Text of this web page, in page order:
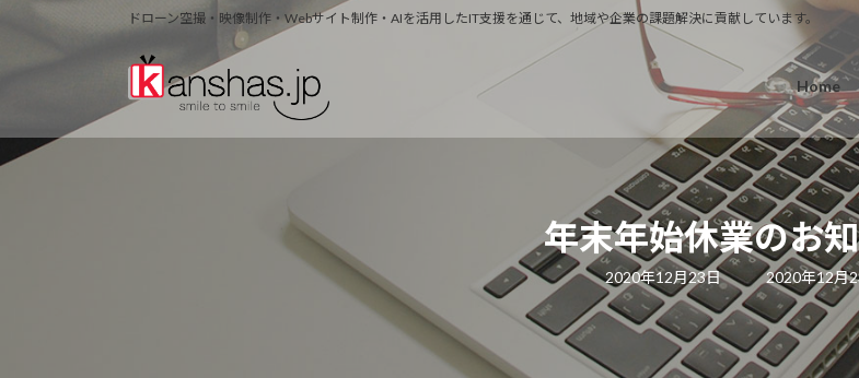
へ
ス
ョ
ン
ドローン空撮・映像制作・Webサイト制作・AIを活用したIT支援を通じて、地域や企業の課題解決に貢献しています。
Home
年末年始休業のお
2020年12月23日
最
終
更
新
日
時
:
2020年12月